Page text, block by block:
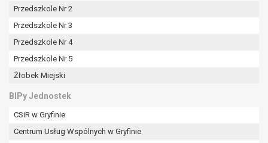
Przedszkole Nr 2
Przedszkole Nr 3
Przedszkole Nr 4
Przedszkole Nr 5
Żłobek Miejski
BIPy Jednostek
CSiR w Gryfinie
Centrum Usług Wspólnych w Gryfinie